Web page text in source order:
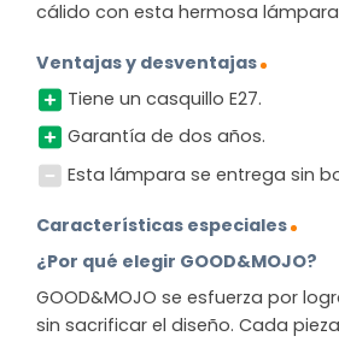
cálido con esta hermosa
Ventajas y desventajas
Tiene un casquillo E27.
Garantía de dos años.
Esta lámpara se entrega sin
Características especiales
¿Por qué elegir GOOD&MOJO?
GOOD&MOJO se esfuerza por
sin sacrificar el diseño. Cada